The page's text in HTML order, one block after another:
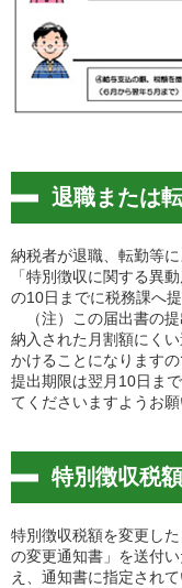
退職または
納税者が退職、転勤等
「特別徴収に関する異
の10日までに税務課へ
（注）この届出書の提
納入された月割額にく
かけることになります
提出期限は翌月10日ま
てくださいますようお願
特別徴収税
特別徴収税額を変更し
の変更通知書」を送付
え、通知書に指定され